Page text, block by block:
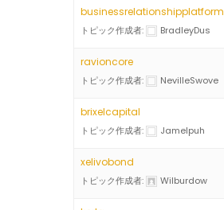
businessrelationshipplatform
トピック作成者: BradleyDus
ravioncore
トピック作成者: NevilleSwove
brixelcapital
トピック作成者: Jamelpuh
xelivobond
トピック作成者: Wilburdow